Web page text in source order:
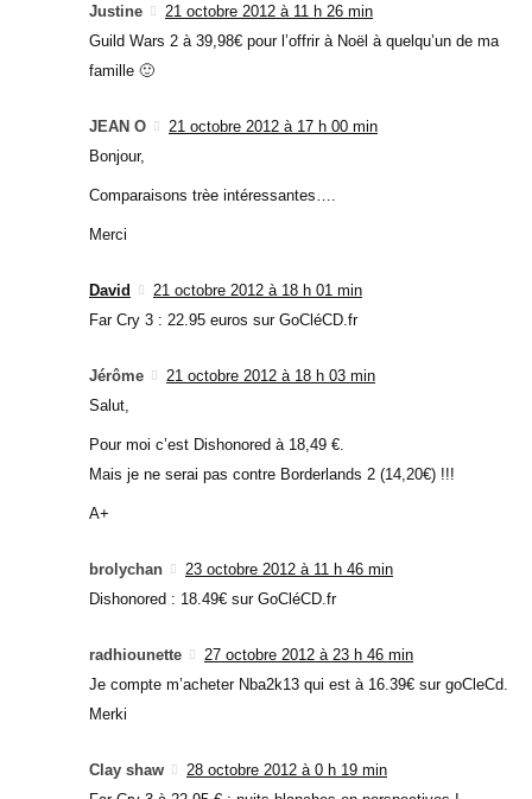
Justine
21 octobre 2012 à 11 h 26 min
Guild Wars 2 à 39,98€ pour l’offrir à Noël à quelqu’un de ma
famille 🙂
JEAN O
21 octobre 2012 à 17 h 00 min
Bonjour,
Comparaisons trèe intéressantes….
Merci
David
21 octobre 2012 à 18 h 01 min
Far Cry 3 : 22.95 euros sur GoCléCD.fr
Jérôme
21 octobre 2012 à 18 h 03 min
Salut,
Pour moi c’est Dishonored à 18,49 €.
Mais je ne serai pas contre Borderlands 2 (14,20€) !!!
A+
brolychan
23 octobre 2012 à 11 h 46 min
Dishonored : 18.49€ sur GoCléCD.fr
radhiounette
27 octobre 2012 à 23 h 46 min
Je compte m’acheter Nba2k13 qui est à 16.39€ sur goCleCd.
Merki
Clay shaw
28 octobre 2012 à 0 h 19 min